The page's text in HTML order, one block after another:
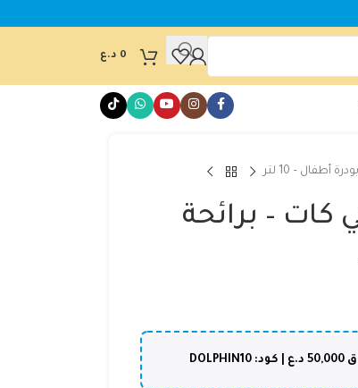
0 د.ع
– 10 لتر
– برائحة